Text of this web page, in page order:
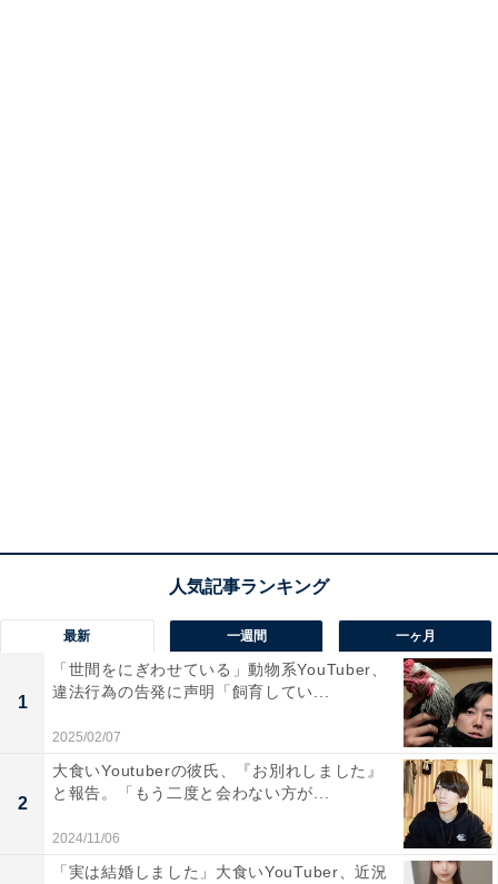
最新 一週間 一ヶ月
1
「世間をにぎわせている」動物系YouTuber、
違法行為の告発に声明「飼育してい...
2025/02/07
2
大食いYoutuberの彼氏、『お別れしました』
と報告。「もう二度と会わない方が...
2024/11/06
「実は結婚しました」大食いYouTuber、近況